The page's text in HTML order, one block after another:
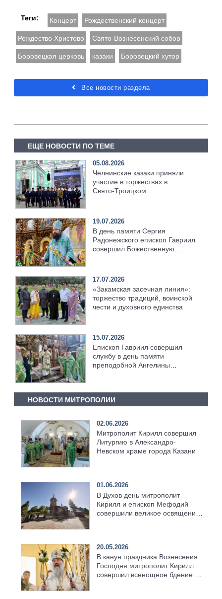
Теги: Концерт Рождественский концерт
Рождество Христово Свято-Вознесенский собор
Боровецкая церковь казаки Боровецкий хутор
Все новости раздела
ЕЩЕ НОВОСТИ ПО ТЕМЕ
05.08.2026
Челнинские казаки приняли
участие в торжествах в
Свято‑Троицком
19.07.2026
В день памяти Сергия
Радонежского епископ Гавриил
совершил Божественную
17.07.2026
«Закамская засечная линия»:
торжество традиций, воинской
чести и духовного единства
15.07.2026
Епископ Гавриил совершил
службу в день памяти
преподобной Ангелины
НОВОСТИ МИТРОПОЛИИ
02.06.2026
Митрополит Кирилл совершил
Литургию в Александро-
Невском храме города Казани
01.06.2026
В Духов день митрополит
Кирилл и епископ Мефодий
совершили великое освящение
20.05.2026
В канун праздника Вознесения
Господня митрополит Кирилл
совершил всенощное бдение в